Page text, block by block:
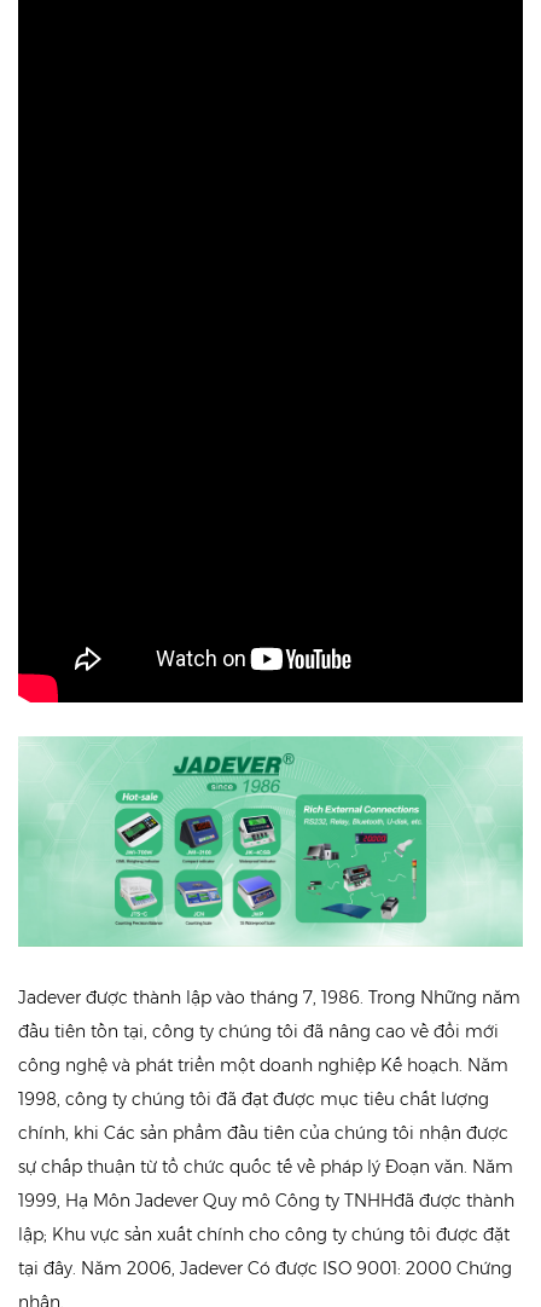
Jadever được thành lập vào tháng 7, 1986. Trong Những năm
đầu tiên tồn tại, công ty chúng tôi đã nâng cao về đổi mới
công nghệ và phát triển một doanh nghiệp Kế hoạch. Năm
1998, công ty chúng tôi đã đạt được mục tiêu chất lượng
chính, khi Các sản phẩm đầu tiên của chúng tôi nhận được
sự chấp thuận từ tổ chức quốc tế về pháp lý Đoạn văn. Năm
1999, Hạ Môn Jadever Quy mô Công ty TNHHđã được thành
lập; Khu vực sản xuất chính cho công ty chúng tôi được đặt
tại đây. Năm 2006, Jadever Có được ISO 9001: 2000 Chứng
nhận.